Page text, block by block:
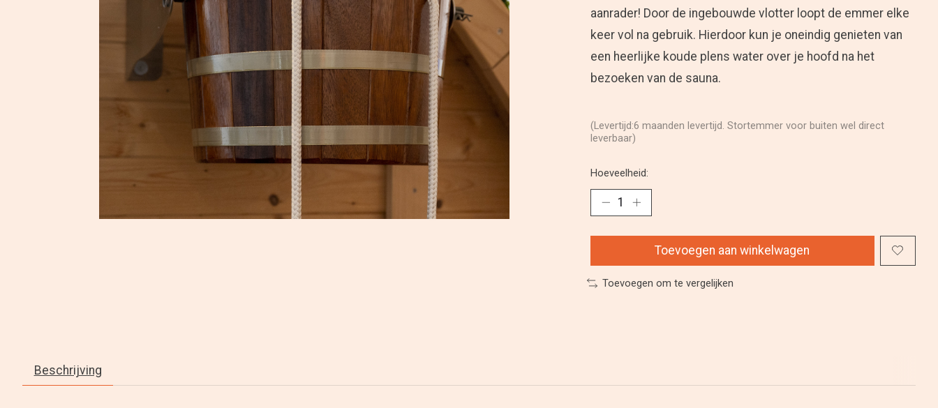
aanrader! Door de ingebouwde vlotter loopt de emmer elke
keer vol na gebruik. Hierdoor kun je oneindig genieten van
een heerlijke koude plens water over je hoofd na het
bezoeken van de sauna.
(Levertijd:6 maanden levertijd. Stortemmer voor buiten wel direct
leverbaar)
Hoeveelheid:
Toevoegen aan winkelwagen
Toevoegen om te vergelijken
Beschrijving